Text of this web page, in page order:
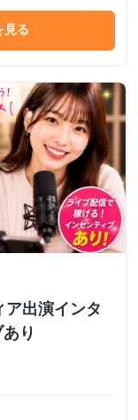
見る
ア出演インタ
り